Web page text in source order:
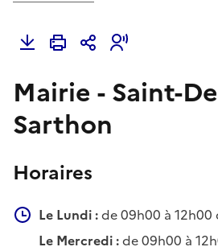
Mairie - Saint-
Sarthon
Horaires
Le Lundi :de 09h00 à 12h00
Le Mercredi :de 09h00 à